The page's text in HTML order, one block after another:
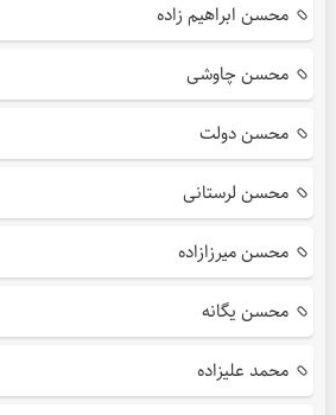
محسن ابراهیم زاده
محسن چاوشی
محسن دولت
محسن لرستانی
محسن میرزازاده
محسن یگانه
محمد علیزاده